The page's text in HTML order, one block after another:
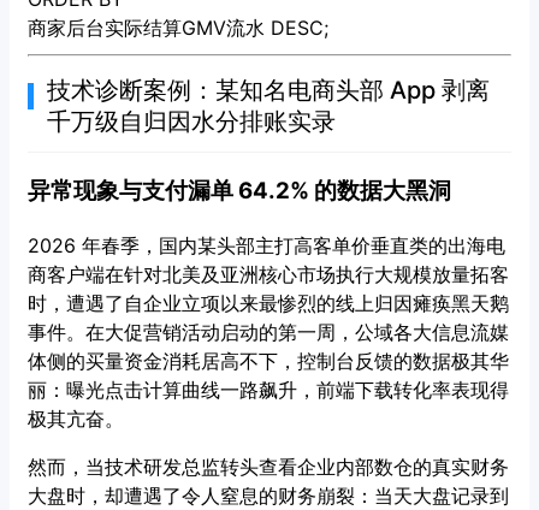
商家后台实际结算GMV流水 DESC;
技术诊断案例：某知名电商头部 App 剥离
千万级自归因水分排账实录
异常现象与支付漏单 64.2% 的数据大黑洞
2026 年春季，国内某头部主打高客单价垂直类的出海电
商客户端在针对北美及亚洲核心市场执行大规模放量拓客
时，遭遇了自企业立项以来最惨烈的线上归因瘫痪黑天鹅
事件。在大促营销活动启动的第一周，公域各大信息流媒
体侧的买量资金消耗居高不下，控制台反馈的数据极其华
丽：曝光点击计算曲线一路飙升，前端下载转化率表现得
极其亢奋。
然而，当技术研发总监转头查看企业内部数仓的真实财务
大盘时，却遭遇了令人窒息的财务崩裂：当天大盘记录到